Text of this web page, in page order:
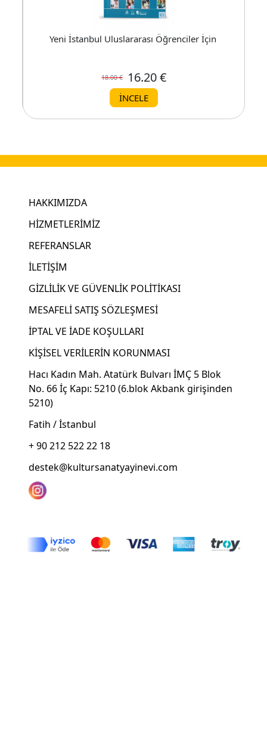
Eğitim Seti A1
Yeni İstanbul Uluslararası Öğrenciler İçin Türkçe
18.00 € 16.20 €
İNCELE
HAKKIMIZDA
HİZMETLERİMİZ
REFERANSLAR
İLETİŞİM
GİZLİLİK VE GÜVENLİK POLİTİKASI
MESAFELİ SATIŞ SÖZLEŞMESİ
İPTAL VE İADE KOŞULLARI
KİŞİSEL VERİLERİN KORUNMASI
Hacı Kadın Mah. Atatürk Bulvarı İMÇ 5 Blok
No. 66 İç Kapı: 5210 (6.blok Akbank girişinden
5210)
Fatih / İstanbul
+ 90 212 522 22 18
destek@kultursanatyayinevi.com